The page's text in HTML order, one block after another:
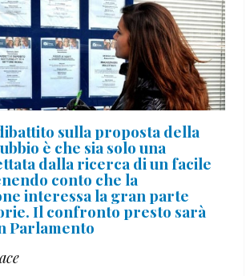
sulla proposta della
è che sia solo una
dalla ricerca di un facile
conto che la
interessa la gran parte
Il confronto presto sarà
Parlamento